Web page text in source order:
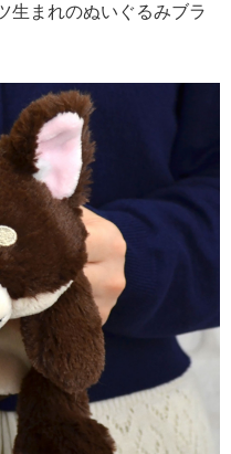
生まれのぬいぐるみブラ